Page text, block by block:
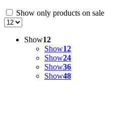
Show only products on sale
Show12
Show12
Show24
Show36
Show48